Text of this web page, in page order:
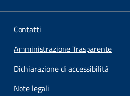
Contatti
Amministrazione Trasparente
Dichiarazione di accessibilità
Note legali